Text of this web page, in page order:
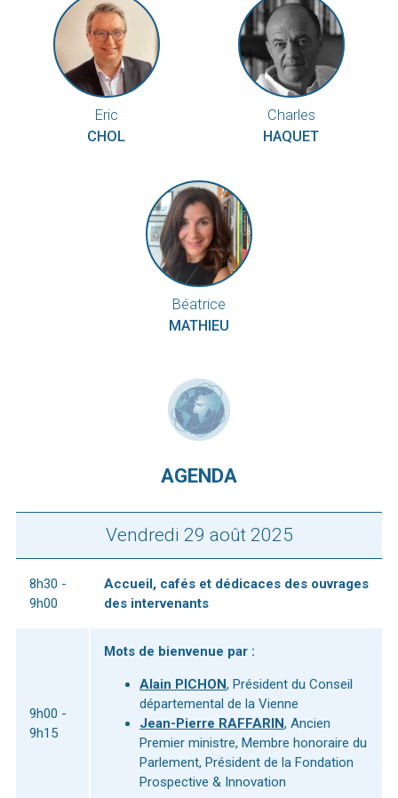
Eric
CHOL
Charles
HAQUET
Béatrice
MATHIEU
AGENDA
Vendredi 29 août 2025
8h30 -
9h00
Accueil, cafés et dédicaces des ouvrages
des intervenants
9h00 -
9h15
Mots de bienvenue par :
Alain PICHON, Président du Conseil
départemental de la Vienne
Jean-Pierre RAFFARIN, Ancien
Premier ministre, Membre honoraire du
Parlement, Président de la Fondation
Prospective & Innovation